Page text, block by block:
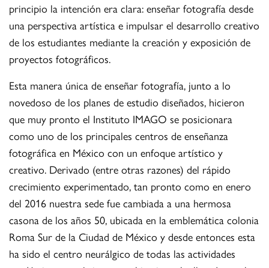
principio la intención era clara: enseñar fotografía desde
una perspectiva artística e impulsar el desarrollo creativo
de los estudiantes mediante la creación y exposición de
proyectos fotográficos.
Esta manera única de enseñar fotografía, junto a lo
novedoso de los planes de estudio diseñados, hicieron
que muy pronto el Instituto IMAGO se posicionara
como uno de los principales centros de enseñanza
fotográfica en México con un enfoque artístico y
creativo. Derivado (entre otras razones) del rápido
crecimiento experimentado, tan pronto como en enero
del 2016 nuestra sede fue cambiada a una hermosa
casona de los años 50, ubicada en la emblemática colonia
Roma Sur de la Ciudad de México y desde entonces esta
ha sido el centro neurálgico de todas las actividades